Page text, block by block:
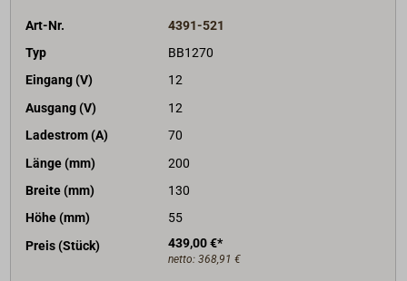
Art-Nr.
4391-521
Typ
BB1270
Eingang (V)
12
Ausgang (V)
12
Ladestrom (A)
70
Länge (mm)
200
Breite (mm)
130
Höhe (mm)
55
Preis (Stück)
439,00 €*
netto: 368,91 €